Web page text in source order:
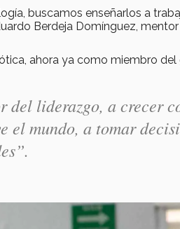
buscamos enseñarlos a
Berdeja Domínguez,
ahora ya como miembro
del liderazgo, a crecer
el mundo, a tomar